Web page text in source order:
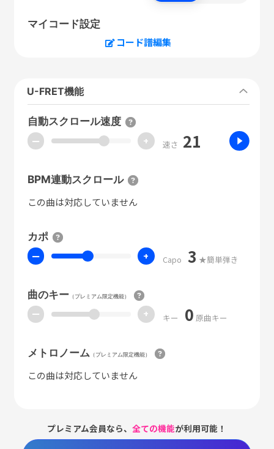
マイコード設定
コード譜編集
U-FRET機能
自動スクロール速度
ー + 速さ 21
BPM連動スクロール
この曲は対応していません
カポ
ー + Capo 3 ★簡単弾き
曲のキー（プレミアム限定機能）
ー + キー 0 原曲キー
メトロノーム （プレミアム限定機能）
この曲は対応していません
プレミアム会員なら、全ての機能が利用可能！